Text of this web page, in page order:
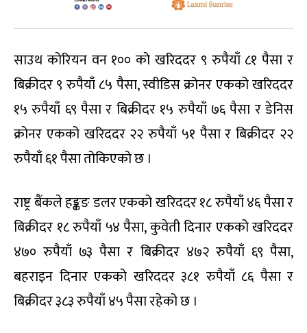
साउथ कोरियन वन १०० को खरिददर ९ रुपैयाँ ८१ पैसा र
बिक्रीदर ९ रुपैयाँ ८५ पैसा, स्वीडिस क्रोनर एकको खरिददर
१५ रुपैयाँ ६९ पैसा र बिक्रीदर १५ रुपैयाँ ७६ पैसा र डेनिस
क्रोनर एकको खरिददर २२ रुपैयाँ ५१ पैसा र बिक्रीदर २२
रुपैयाँ ६१ पैसा तोकिएको छ ।
राष्ट्र बैंकले हङ्कङ डलर एकको खरिददर १८ रुपैयाँ ४६ पैसा र
बिक्रीदर १८ रुपैयाँ ५४ पैसा, कुवेती दिनार एकको खरिददर
४७० रुपैयाँ ७३ पैसा र बिक्रीदर ४७२ रुपैयाँ ६९ पैसा,
बहराइन दिनार एकको खरिददर ३८१ रुपैयाँ ८६ पैसा र
बिक्रीदर ३८३ रुपैयाँ ४५ पैसा रहेको छ ।